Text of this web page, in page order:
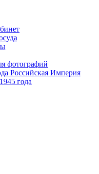
фотографий
Российская Империя
года